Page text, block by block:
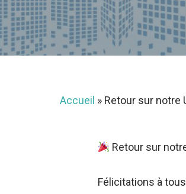
Accueil » Retour sur notre
Retour sur
Félicitations à